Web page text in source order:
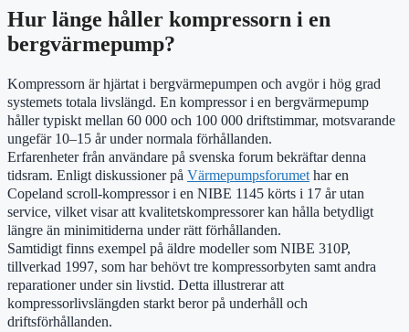
Hur länge håller kompressorn i en
bergvärmepump?
Kompressorn är hjärtat i bergvärmepumpen och avgör i hög grad
systemets totala livslängd. En kompressor i en bergvärmepump
håller typiskt mellan 60 000 och 100 000 driftstimmar, motsvarande
ungefär 10–15 år under normala förhållanden.
Erfarenheter från användare på svenska forum bekräftar denna
tidsram. Enligt diskussioner på Värmepumpsforumethar en
Copeland scroll-kompressor i en NIBE 1145 körts i 17 år utan
service, vilket visar att kvalitetskompressorer kan hålla betydligt
längre än minimitiderna under rätt förhållanden.
Samtidigt finns exempel på äldre modeller som NIBE 310P,
tillverkad 1997, som har behövt tre kompressorbyten samt andra
reparationer under sin livstid. Detta illustrerar att
kompressorlivslängden starkt beror på underhåll och
driftsförhållanden.